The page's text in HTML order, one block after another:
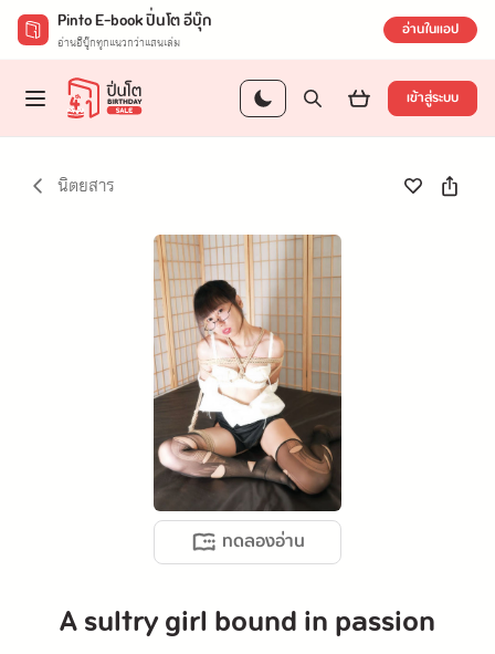
Pinto E-book ปิ่นโต อีบุ๊ก
อ่านอีบุ๊กทุกแนวกว่าแสนเล่ม อ่านในแอป
เข้าสู่ระบบ
นิตยสาร
ทดลองอ่าน
A sultry girl bound in passion